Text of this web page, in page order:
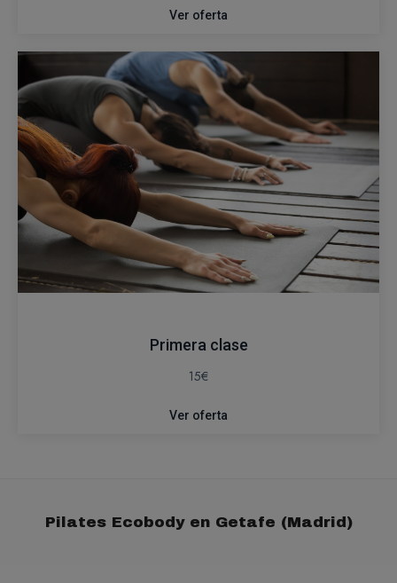
Ver oferta
Primera clase
15€
Ver oferta
Pilates Ecobody en Getafe (Madrid)